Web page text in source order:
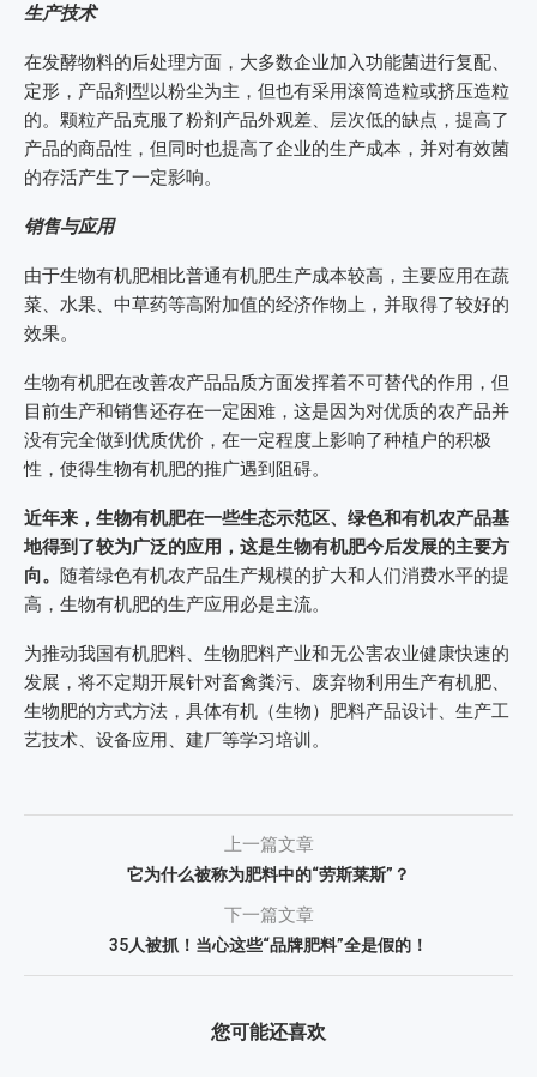
生产技术
在发酵物料的后处理方面，大多数企业加入功能菌进行复配、
定形，产品剂型以粉尘为主，但也有采用滚筒造粒或挤压造粒
的。颗粒产品克服了粉剂产品外观差、层次低的缺点，提高了
产品的商品性，但同时也提高了企业的生产成本，并对有效菌
的存活产生了一定影响。
销售与应用
由于生物有机肥相比普通有机肥生产成本较高，主要应用在蔬
菜、水果、中草药等高附加值的经济作物上，并取得了较好的
效果。
生物有机肥在改善农产品品质方面发挥着不可替代的作用，但
目前生产和销售还存在一定困难，这是因为对优质的农产品并
没有完全做到优质优价，在一定程度上影响了种植户的积极
性，使得生物有机肥的推广遇到阻碍。
近年来，生物有机肥在一些生态示范区、绿色和有机农产品基
地得到了较为广泛的应用，这是生物有机肥今后发展的主要方
向。 随着绿色有机农产品生产规模的扩大和人们消费水平的提
高，生物有机肥的生产应用必是主流。
为推动我国有机肥料、生物肥料产业和无公害农业健康快速的
发展，将不定期开展针对畜禽粪污、废弃物利用生产有机肥、
生物肥的方式方法，具体有机（生物）肥料产品设计、生产工
艺技术、设备应用、建厂等学习培训。
上一篇文章
它为什么被称为肥料中的“劳斯莱斯”？
下一篇文章
35人被抓！当心这些“品牌肥料”全是假的！
您可能还喜欢